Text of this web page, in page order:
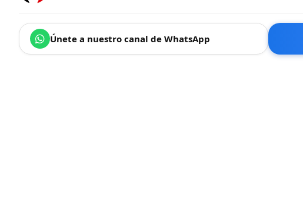
Únete a nuestro canal de WhatsApp